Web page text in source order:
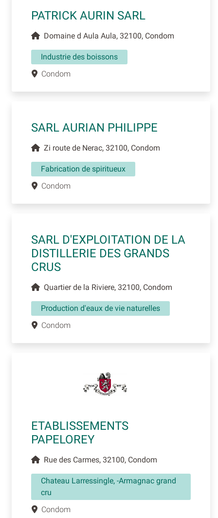
PATRICK AURIN SARL
Domaine d Aula Aula, 32100, Condom
Industrie des boissons
Condom
SARL AURIAN PHILIPPE
Zi route de Nerac, 32100, Condom
Fabrication de spiritueux
Condom
SARL D'EXPLOITATION DE LA
DISTILLERIE DES GRANDS
CRUS
Quartier de la Riviere, 32100, Condom
Production d'eaux de vie naturelles
Condom
ETABLISSEMENTS
PAPELOREY
Rue des Carmes, 32100, Condom
Chateau Larressingle, -Armagnac grand
cru
Condom